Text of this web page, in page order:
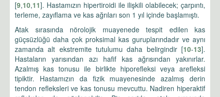
[9,10,11]. Hastamızın hipertiroidi ile ilişkili olabilecek; çarpıntı,
terleme, zayıflama ve kas ağrıları son 1 yıl içinde başlamıştı.
Atak sırasında nörolojik muayenede tespit edilen kas
güçsüzlüğü daha çok proksimal kas guruplarındadır ve aynı
zamanda alt ekstremite tutulumu daha belirgindir [10-13].
Hastaların yarısından azı hafif kas ağrısından yakınırlar.
Azalmış kas tonusu ile birlikte hiporefleksi veya arefleksi
tipiktir. Hastamızın da fizik muayenesinde azalmış derin
tendon refleksleri ve kas tonusu mevcuttu. Nadiren hiperaktif